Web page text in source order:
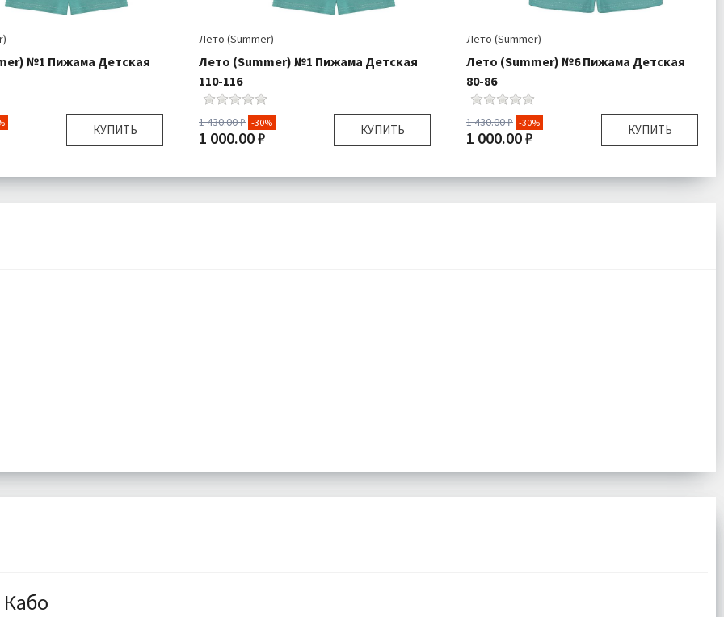
№1 Пижама Детская
КУПИТЬ
104-110
Лето (Summer)
Лето (Summer) №1 Пижама Детская
110-116
1 430.00 ₽ -30%
1 000.00 ₽ КУПИТЬ
Размер:
110-116
Лето (Summer)
Лето (Summer) №6 Пижама Детская
80-86
1 430.00 ₽ -30%
1 000.00 ₽ КУПИТЬ
Размер:
80-86